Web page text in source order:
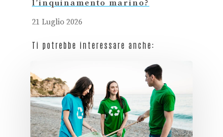
l’inquinamento marino?
21 Luglio 2026
Ti potrebbe interessare anche: